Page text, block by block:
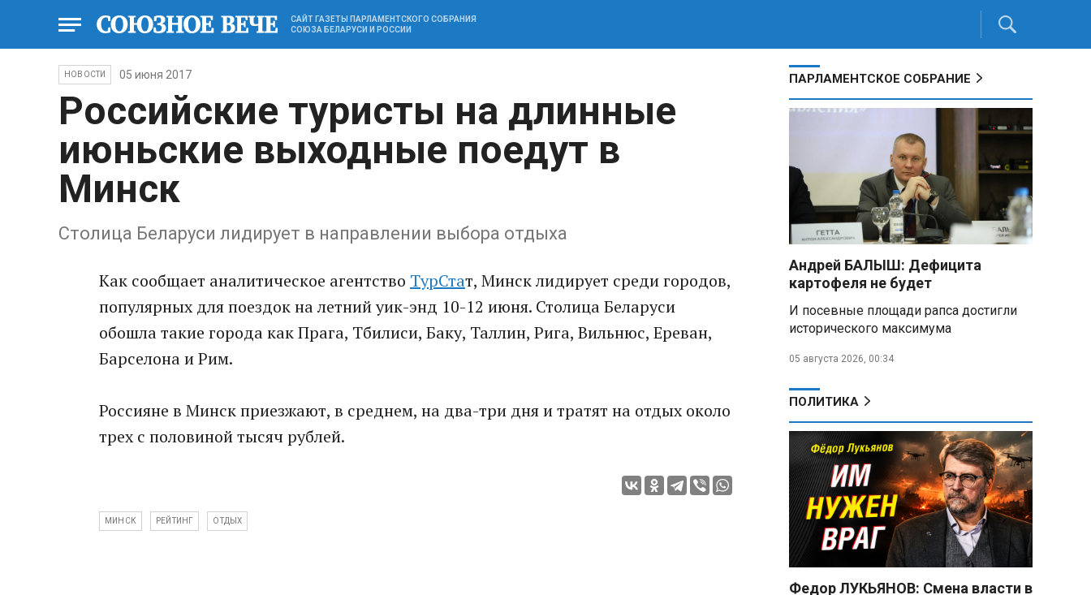
САЙТ ГАЗЕТЫ ПАРЛАМЕНТСКОГО СОБРАНИЯ
СОЮЗА БЕЛАРУСИ И РОССИИ
НОВОСТИ 05 июня 2017
Российские туристы на длинные
июньские выходные поедут в
Минск
Столица Беларуси лидирует в направлении выбора отдыха
Как сообщает аналитическое агентство ТурСтат, Минск лидирует среди городов,
популярных для поездок на летний уик-энд 10-12 июня. Столица Беларуси
обошла такие города как Прага, Тбилиси, Баку, Таллин, Рига, Вильнюс, Ереван,
Барселона и Рим.
Россияне в Минск приезжают, в среднем, на два-три дня и тратят на отдых около
трех с половиной тысяч рублей.
МИНСК РЕЙТИНГ ОТДЫХ
ПАРЛАМЕНТСКОЕ СОБРАНИЕ
Андрей БАЛЫШ: Дефицита
картофеля не будет
И посевные площади рапса достигли
исторического максимума
05 августа 2026, 00:34
ПОЛИТИКА
Федор ЛУКЬЯНОВ: Смена власти в